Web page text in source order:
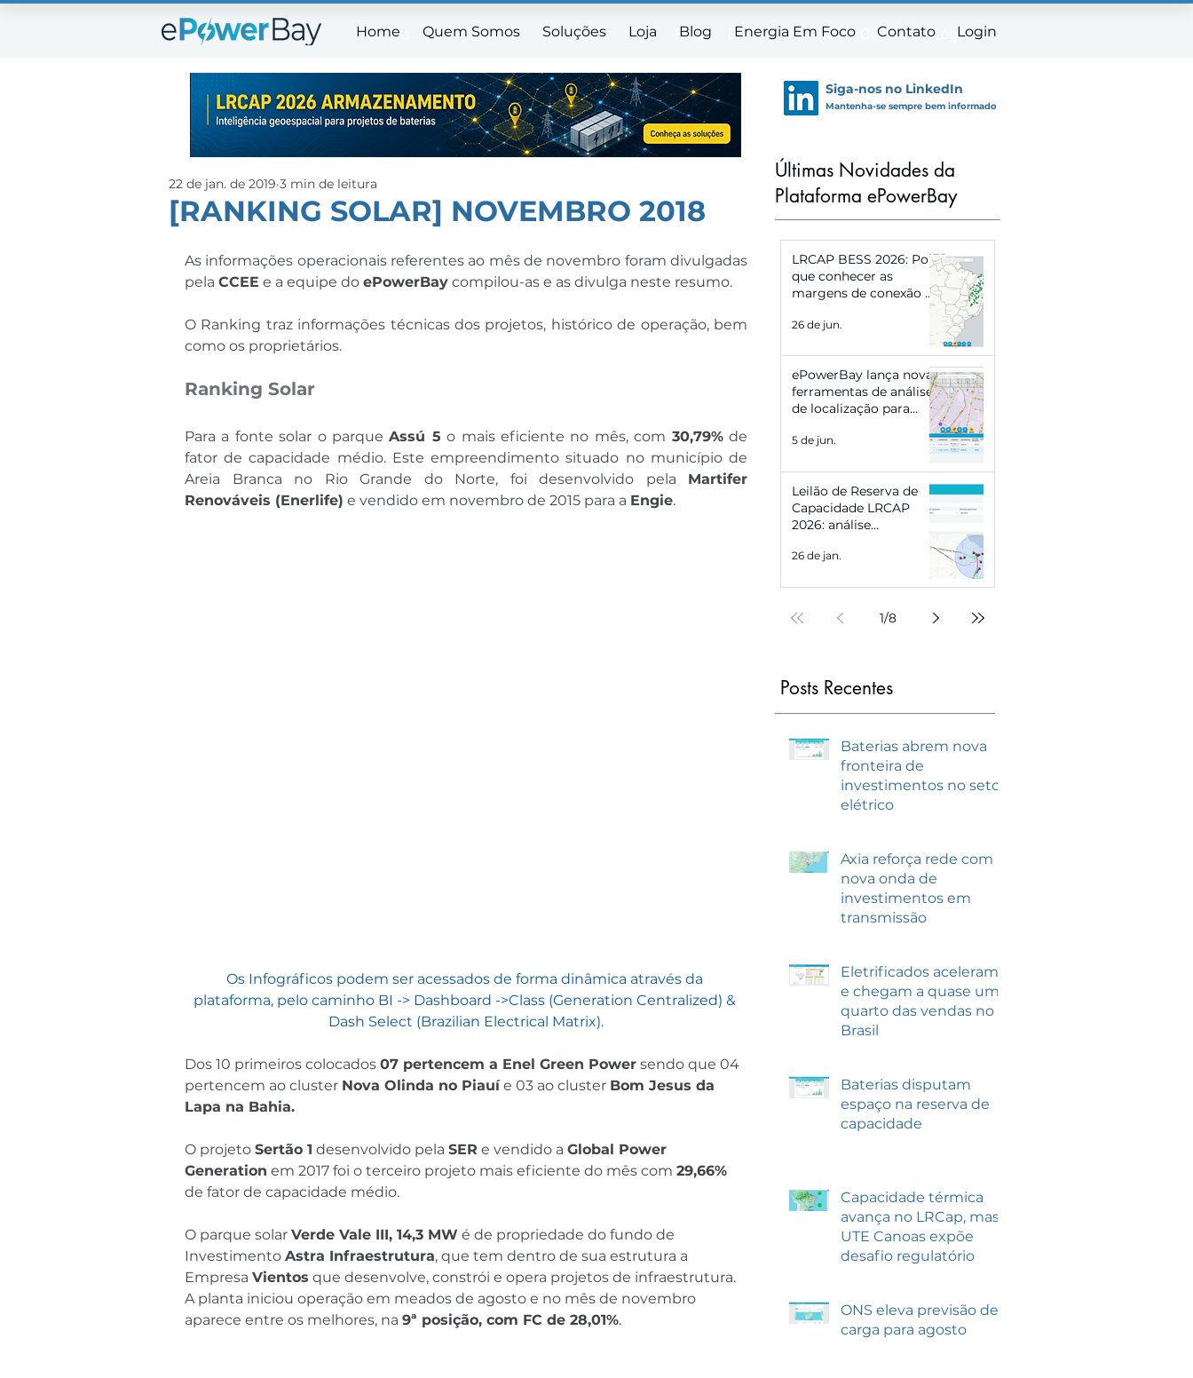
Home Quem Somos Soluções Loja Blog Energia Em Foco Contato Login
Home Quem Somos Soluções Loja Blog Energia Em Foco Contato Login
Siga-nos no LinkedIn
Mantenha-se sempre bem informado
[RANKING SOLAR] NOVEMBRO 2018
22 de jan. de 2019 3 min de leitura
As informações operacionais referentes ao mês de novembro foram divulgadas
pela CCEE e a equipe do ePowerBay compilou-as e as divulga neste resumo.
O Ranking traz informações técnicas dos projetos, histórico de operação, bem
como os proprietários.
Ranking Solar
Para a fonte solar o parque Assú 5 o mais eficiente no mês, com 30,79% de
fator de capacidade médio. Este empreendimento situado no município de
Areia Branca no Rio Grande do Norte, foi desenvolvido pela Martifer
Renováveis (Enerlife) e vendido em novembro de 2015 para a Engie.
Os Infográficos podem ser acessados de forma dinâmica através da
plataforma, pelo caminho BI -> Dashboard ->Class (Generation Centralized) &
Dash Select (Brazilian Electrical Matrix).
Dos 10 primeiros colocados 07 pertencem a Enel Green Power sendo que 04
pertencem ao cluster Nova Olinda no Piauí e 03 ao cluster Bom Jesus da
Lapa na Bahia.
O projeto Sertão 1 desenvolvido pela SER e vendido a Global Power
Generation em 2017 foi o terceiro projeto mais eficiente do mês com 29,66%
de fator de capacidade médio.
O parque solar Verde Vale III, 14,3 MW é de propriedade do fundo de
Investimento Astra Infraestrutura, que tem dentro de sua estrutura a
Empresa Vientos que desenvolve, constrói e opera projetos de infraestrutura.
A planta iniciou operação em meados de agosto e no mês de novembro
aparece entre os melhores, na 9ª posição, com FC de 28,01%.
Últimas Novidades da
Plataforma ePowerBay
LRCAP BESS 2026: Por
que conhecer as
margens de conexão de
definir o sucesso do
26 de jun.
ePowerBay lança novas
ferramentas de análise
de localização para
Eletropostos e Geração
Distribuída
5 de jun.
Leilão de Reserva de
Capacidade LRCAP
2026: análise
preparar com
mercado
26 de jan.
1/8
Posts Recentes
Baterias abrem nova
fronteira de
investimentos no setor
elétrico
Axia reforça rede com
nova onda de
investimentos em
transmissão
Eletrificados aceleram
e chegam a quase um
quarto das vendas no
Brasil
Baterias disputam
espaço na reserva de
capacidade
Capacidade térmica
avança no LRCap, mas
UTE Canoas expõe
desafio regulatório
ONS eleva previsão de
carga para agosto